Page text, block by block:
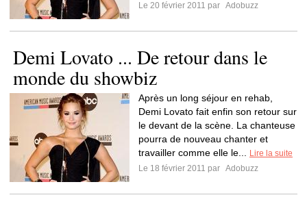
Le 20 février 2011 par Adobuzz
Demi Lovato ... De retour dans le
monde du showbiz
Après un long séjour en rehab,
Demi Lovato fait enfin son retour sur
le devant de la scène. La chanteuse
pourra de nouveau chanter et
travailler comme elle le...
Lire la suite
Le 18 février 2011 par Adobuzz